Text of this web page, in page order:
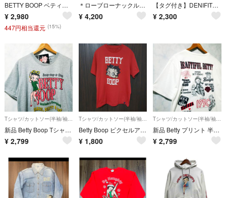
BETTY BOOP ベティブープ Tシャツ 半袖 メンズ 3L ブラック キャラクター ビッグサイズ フロントプリント ゆるだぼ
¥ 2,980
447円相当還元 (15%)
＊ローブローナックル×ベティちゃん PARTY TIME 刺繍 Tシャツ XL
¥ 4,200
【タグ付き】DENIFITS× Betty Boop ビッグシルエットシャツ
¥ 2,300
Tシャツ/カットソー(半袖/袖なし)
新品 Betty Boop Tシャツ Lサイズ メンズ グレー ベティブープ
¥ 2,799
Tシャツ/カットソー(半袖/袖なし)
Betty Boop ピクセルアート Tシャツ レッド
¥ 1,800
Tシャツ/カットソー(半袖/袖なし)
新品 Betty プリント 半袖 Tシャツ MEN'S ホワイト Lサイズ
¥ 2,799